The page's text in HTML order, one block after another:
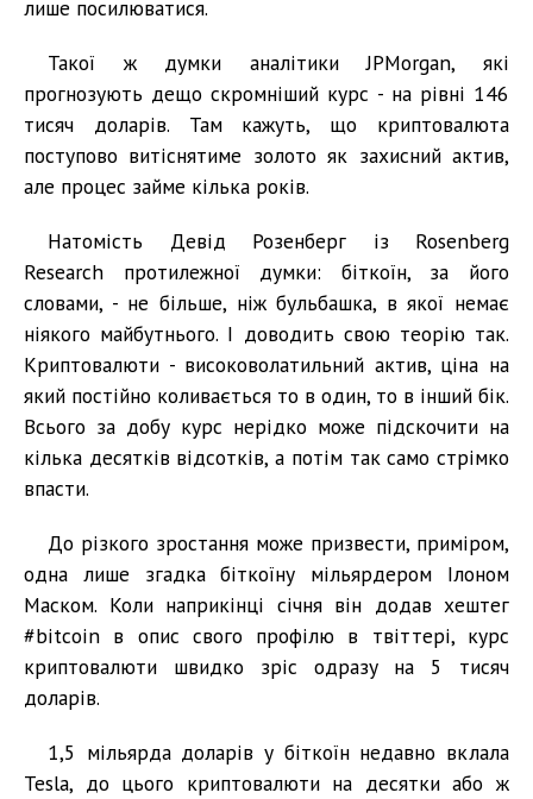
лише посилюватися.
Такої ж думки аналітики JPMorgan, які
прогнозують дещо скромніший курс - на рівні 146
тисяч доларів. Там кажуть, що криптовалюта
поступово витіснятиме золото як захисний актив,
але процес займе кілька років.
Натомість Девід Розенберг із Rosenberg
Research протилежної думки: біткоїн, за його
словами, - не більше, ніж бульбашка, в якої немає
ніякого майбутнього. І доводить свою теорію так.
Криптовалюти - високоволатильний актив, ціна на
який постійно коливається то в один, то в інший бік.
Всього за добу курс нерідко може підскочити на
кілька десятків відсотків, а потім так само стрімко
впасти.
До різкого зростання може призвести, приміром,
одна лише згадка біткоїну мільярдером Ілоном
Маском. Коли наприкінці січня він додав хештег
#bitcoin в опис свого профілю в твіттері, курс
криптовалюти швидко зріс одразу на 5 тисяч
доларів.
1,5 мільярда доларів у біткоїн недавно вклала
Tesla, до цього криптовалюти на десятки або ж